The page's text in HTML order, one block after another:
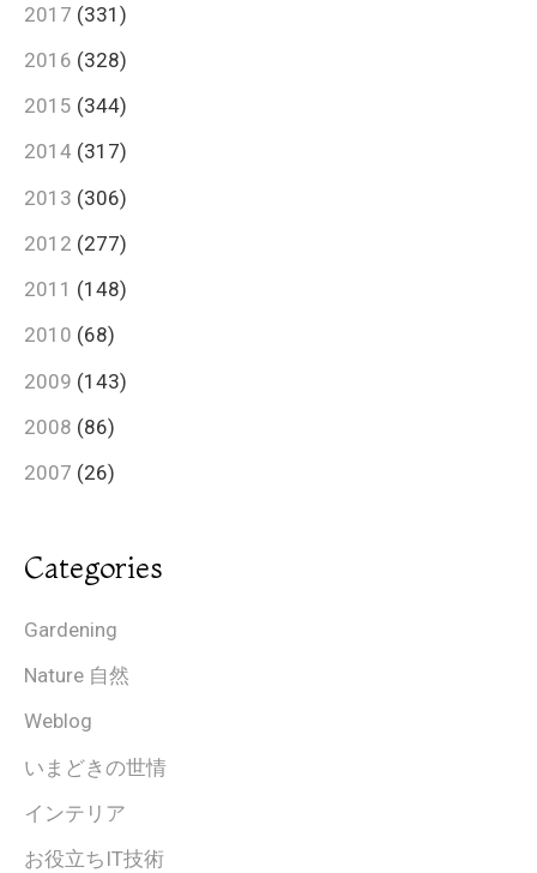
2017 (331)
2016 (328)
2015 (344)
2014 (317)
2013 (306)
2012 (277)
2011 (148)
2010 (68)
2009 (143)
2008 (86)
2007 (26)
Categories
Gardening
Nature 自然
Weblog
いまどきの世情
インテリア
お役立ちIT技術